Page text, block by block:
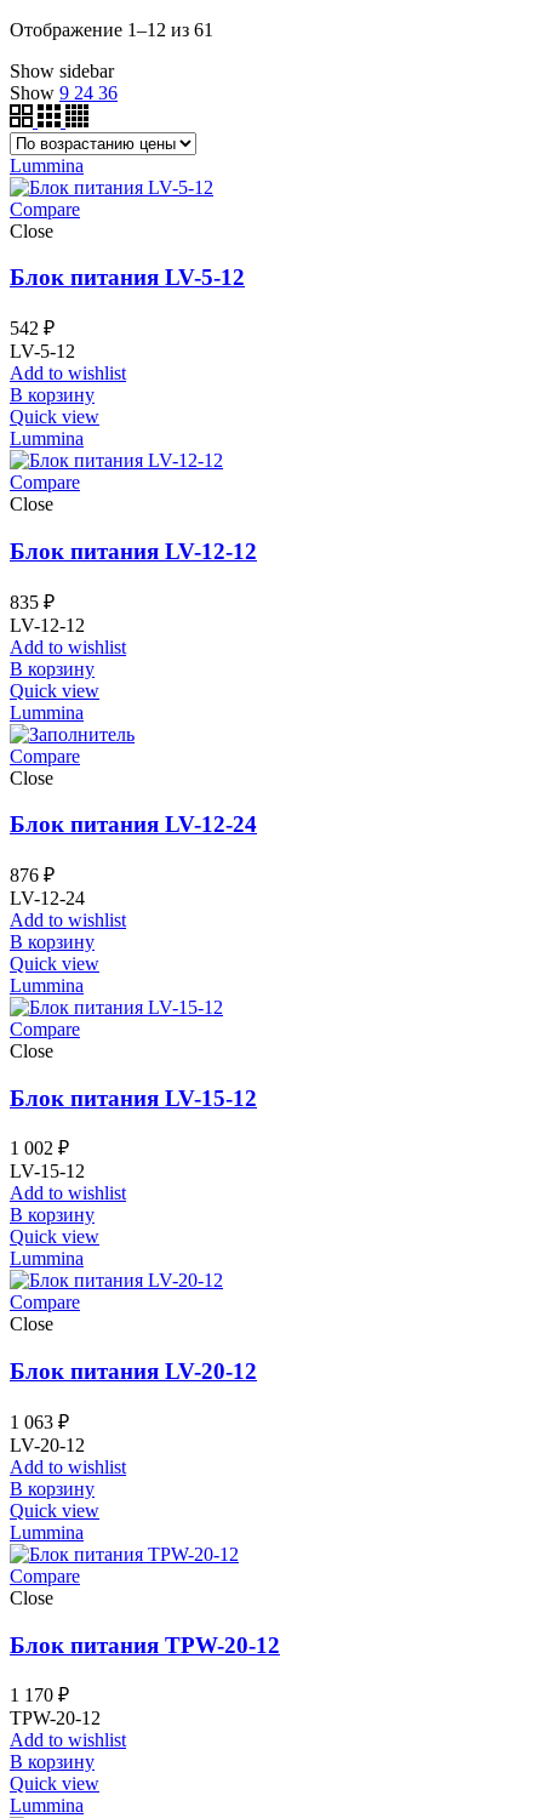
Отображение 1–12 из 61
Show sidebar
Show 9 24 36
Lummina
Compare
Close
Блок питания LV-5-12
542 ₽
LV-5-12
Add to wishlist
В корзину
Quick view
Lummina
Compare
Close
Блок питания LV-12-12
835 ₽
LV-12-12
Add to wishlist
В корзину
Quick view
Lummina
Compare
Close
Блок питания LV-12-24
876 ₽
LV-12-24
Add to wishlist
В корзину
Quick view
Lummina
Compare
Close
Блок питания LV-15-12
1 002 ₽
LV-15-12
Add to wishlist
В корзину
Quick view
Lummina
Compare
Close
Блок питания LV-20-12
1 063 ₽
LV-20-12
Add to wishlist
В корзину
Quick view
Lummina
Compare
Close
Блок питания TPW-20-12
1 170 ₽
TPW-20-12
Add to wishlist
В корзину
Quick view
Lummina